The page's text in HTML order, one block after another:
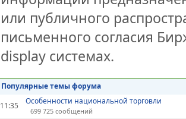
или публичного
письменного согласия
display системах.
Популярные темы форума
11:35
Особенности национальной торговли
699 725 сообщений